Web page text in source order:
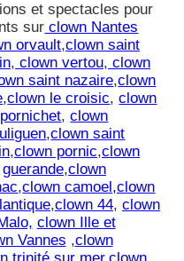
et spectacles pour
sur clown Nantes
orvault,clown saint
, clown vertou, clown
saint nazaire,clown
,clown le croisic,clown
pornichet,clown
,clown saint
,clown pornic,clown
guerande,clown
,clown camoel,clown
,clown 44, clown
clown Ille et
Vannes ,clown